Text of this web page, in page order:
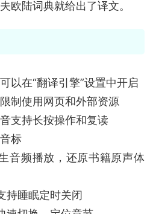
欧陆词典就给出了译文。
以在“翻译引擎”设置中开启
制使用网页和外部资源
支持长按操作和复读
标
音频播放，还原书籍原声体
持睡眠定时关闭